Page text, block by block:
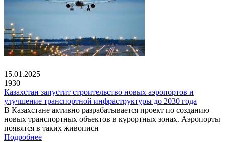
15.01.2025
1930
Казахстан запустит строительство новых аэропортов и
улучшение транспортной инфраструктуры до 2030 года
В Казахстане активно разрабатывается проект по созданию
новых транспортных объектов в курортных зонах. Аэропорты
появятся в таких живописн
Подробнее